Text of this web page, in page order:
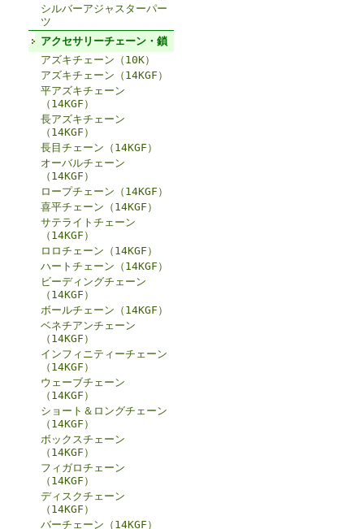
シルバーアジャスターパー
ツ
アクセサリーチェーン・鎖
アズキチェーン（10K）
アズキチェーン（14KGF）
平アズキチェーン
（14KGF）
長アズキチェーン
（14KGF）
長目チェーン（14KGF）
オーバルチェーン
（14KGF）
ロープチェーン（14KGF）
喜平チェーン（14KGF）
サテライトチェーン
（14KGF）
ロロチェーン（14KGF）
ハートチェーン（14KGF）
ビーディングチェーン
（14KGF）
ボールチェーン（14KGF）
ベネチアンチェーン
（14KGF）
インフィニティーチェーン
（14KGF）
ウェーブチェーン
（14KGF）
ショート＆ロングチェーン
（14KGF）
ボックスチェーン
（14KGF）
フィガロチェーン
（14KGF）
ディスクチェーン
（14KGF）
バーチェーン（14KGF）